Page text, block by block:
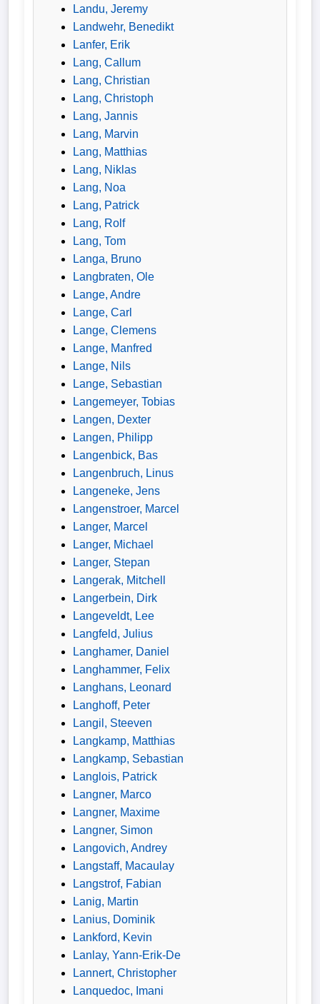
Landu, Jeremy
Landwehr, Benedikt
Lanfer, Erik
Lang, Callum
Lang, Christian
Lang, Christoph
Lang, Jannis
Lang, Marvin
Lang, Matthias
Lang, Niklas
Lang, Noa
Lang, Patrick
Lang, Rolf
Lang, Tom
Langa, Bruno
Langbraten, Ole
Lange, Andre
Lange, Carl
Lange, Clemens
Lange, Manfred
Lange, Nils
Lange, Sebastian
Langemeyer, Tobias
Langen, Dexter
Langen, Philipp
Langenbick, Bas
Langenbruch, Linus
Langeneke, Jens
Langenstroer, Marcel
Langer, Marcel
Langer, Michael
Langer, Stepan
Langerak, Mitchell
Langerbein, Dirk
Langeveldt, Lee
Langfeld, Julius
Langhamer, Daniel
Langhammer, Felix
Langhans, Leonard
Langhoff, Peter
Langil, Steeven
Langkamp, Matthias
Langkamp, Sebastian
Langlois, Patrick
Langner, Marco
Langner, Maxime
Langner, Simon
Langovich, Andrey
Langstaff, Macaulay
Langstrof, Fabian
Lanig, Martin
Lanius, Dominik
Lankford, Kevin
Lanlay, Yann-Erik-De
Lannert, Christopher
Lanquedoc, Imani